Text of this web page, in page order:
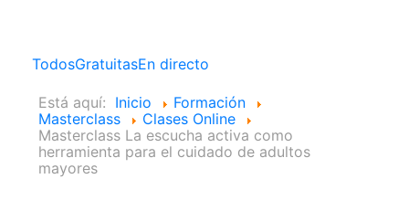
TodosGratuitasEn directo
Está aquí: Inicio
Formación
Masterclass
Clases Online
Masterclass La escucha activa como
herramienta para el cuidado de adultos
mayores